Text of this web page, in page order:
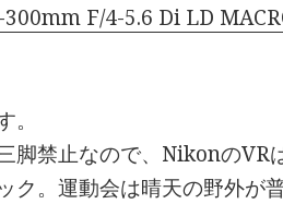
F/4-5.6 Di LD
脚禁止なので、NikonのVR
ク。運動会は晴天の野外が